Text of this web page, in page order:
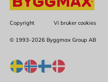
Copyright Vi bruker cookies
© 1993-2026 Byggmax Group AB